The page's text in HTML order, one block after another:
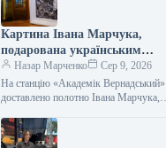
Картина Івана Марчука,
подарована українським
полярникам, прибула на
станцію «Академік
Вернадський».
Назар Марченко
Сер 9, 2026
На станцію «Академік Вернадський»
доставлено полотно Івана Марчука,
полярникам Фото 09.08.2026 15:27
Укрінформ На антарктичну станцію…